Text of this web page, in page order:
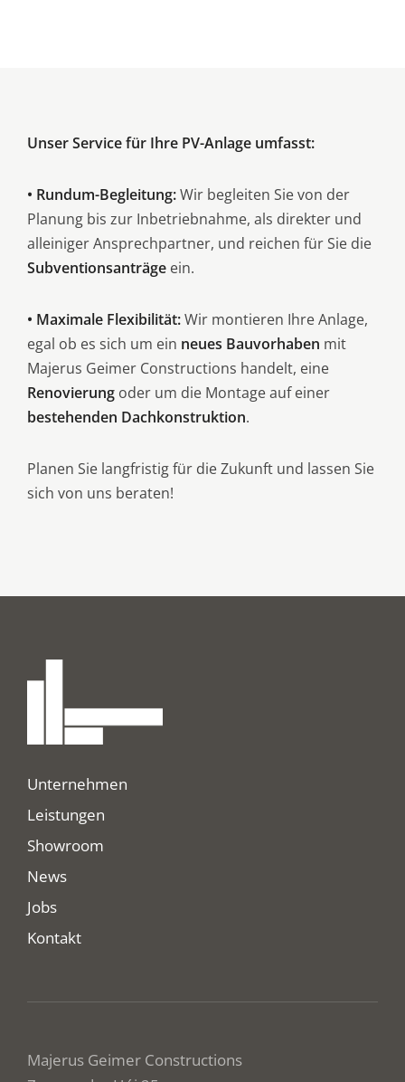
Unser Service für Ihre PV-Anlage umfasst:
• Rundum-Begleitung:Wir begleiten Sie von der
Planung bis zur Inbetriebnahme, als direkter und
alleiniger Ansprechpartner, und reichen für Sie die
Subventionsanträge ein.
• Maximale Flexibilität:Wir montieren Ihre Anlage,
egal ob es sich um ein neues Bauvorhaben mit
Majerus Geimer Constructions handelt, eine
Renovierung oder um die Montage auf einer
bestehenden Dachkonstruktion.
Planen Sie langfristig für die Zukunft und lassen Sie
sich von uns beraten!
Unternehmen
Leistungen
Showroom
News
Jobs
Kontakt
Majerus Geimer Constructions